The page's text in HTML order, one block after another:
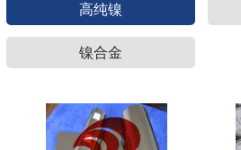
高纯镍
镍合金